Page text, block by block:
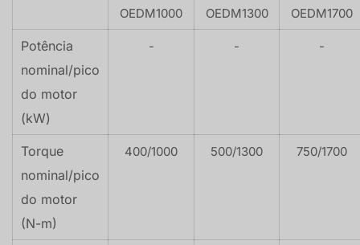
OEDM1000
OEDM1300
OEDM1700
Potência
nominal/pico
do motor
(kW)
- - -
Torque
nominal/pico
do motor
(N-m)
400/1000 500/1300 750/1700